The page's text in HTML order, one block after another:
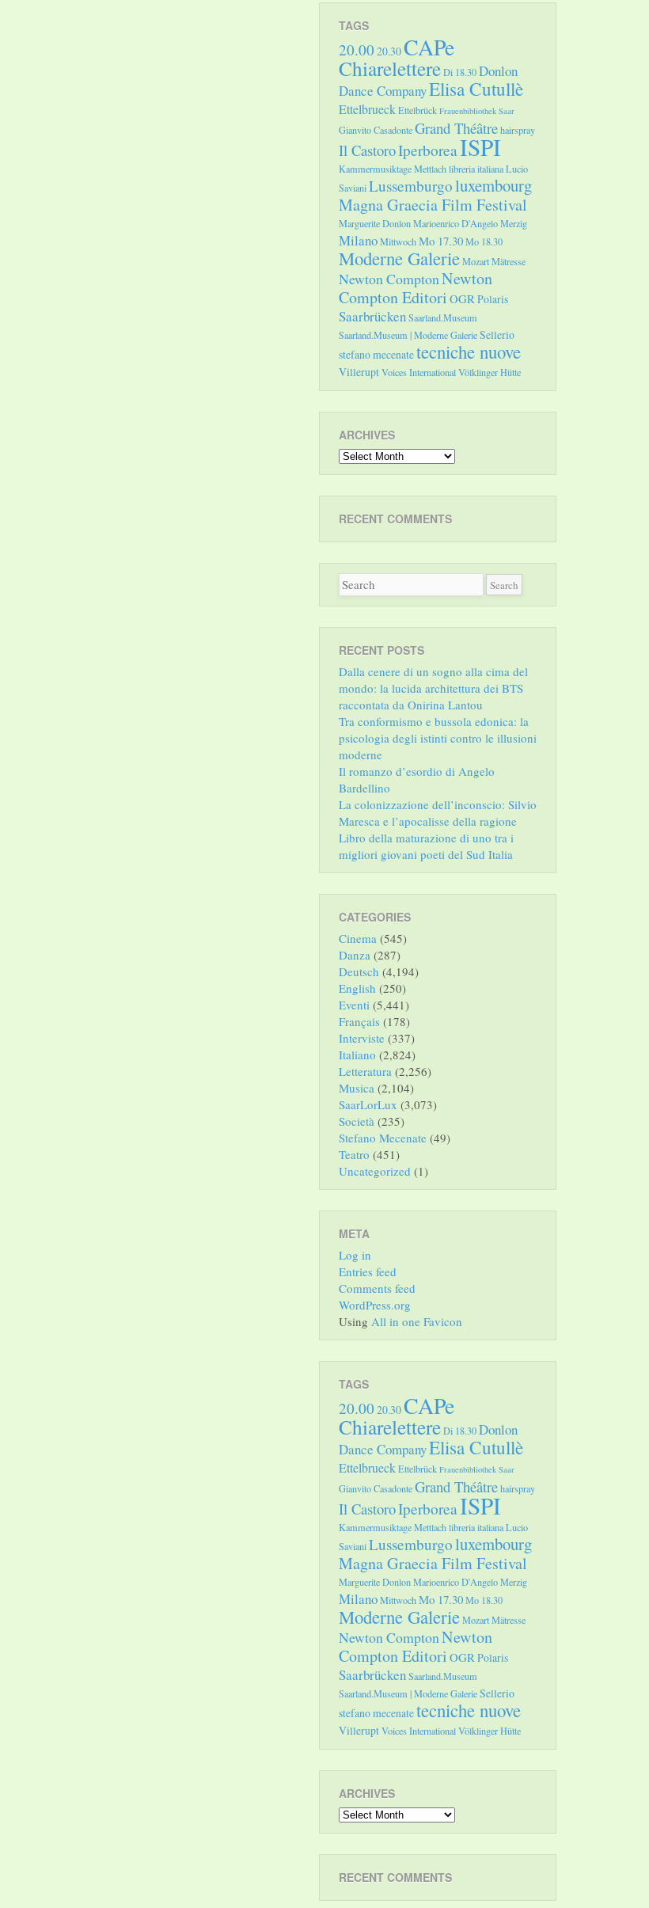
TAGS
20.00 20.30CAPe
ChiarelettereDi 18.30Donlon
Dance CompanyElisa Cutullè
EttelbrueckEttelbrück Frauenbibliothek Saar
Gianvito CasadonteGrand Théâtrehairspray
Il CastoroIperboreaISPI
Kammermusiktage Mettlachlibreria italianaLucio
SavianiLussemburgoluxembourg
Magna Graecia Film Festival
Marguerite DonlonMarioenrico D'AngeloMerzig
MilanoMittwochMo 17.30Mo 18.30
Moderne GalerieMozartMätresse
Newton ComptonNewton
Compton Editori OGRPolaris
SaarbrückenSaarland.Museum
Saarland.Museum | Moderne GalerieSellerio
stefano mecenatetecniche nuove
VilleruptVoices InternationalVölklinger Hütte
ARCHIVES
Archives
RECENT COMMENTS
RECENT POSTS
Dalla cenere di un sogno alla cima del
mondo: la lucida architettura dei BTS
raccontata da Onirina Lantou
Tra conformismo e bussola edonica: la
psicologia degli istinti contro le illusioni
moderne
Il romanzo d’esordio di Angelo
Bardellino
La colonizzazione dell’inconscio: Silvio
Maresca e l’apocalisse della ragione
Libro della maturazione di uno tra i
migliori giovani poeti del Sud Italia
CATEGORIES
Cinema (545)
Danza (287)
Deutsch (4,194)
English (250)
Eventi (5,441)
Français (178)
Interviste (337)
Italiano (2,824)
Letteratura (2,256)
Musica (2,104)
SaarLorLux (3,073)
Società (235)
Stefano Mecenate (49)
Teatro (451)
Uncategorized (1)
META
Log in
Entries feed
Comments feed
WordPress.org
Using All in one Favicon
TAGS
20.00 20.30CAPe
ChiarelettereDi 18.30Donlon
Dance CompanyElisa Cutullè
EttelbrueckEttelbrück Frauenbibliothek Saar
Gianvito CasadonteGrand Théâtrehairspray
Il CastoroIperboreaISPI
Kammermusiktage Mettlachlibreria italianaLucio
SavianiLussemburgoluxembourg
Magna Graecia Film Festival
Marguerite DonlonMarioenrico D'AngeloMerzig
MilanoMittwochMo 17.30Mo 18.30
Moderne GalerieMozartMätresse
Newton ComptonNewton
Compton Editori OGRPolaris
SaarbrückenSaarland.Museum
Saarland.Museum | Moderne GalerieSellerio
stefano mecenatetecniche nuove
VilleruptVoices InternationalVölklinger Hütte
ARCHIVES
Archives
RECENT COMMENTS